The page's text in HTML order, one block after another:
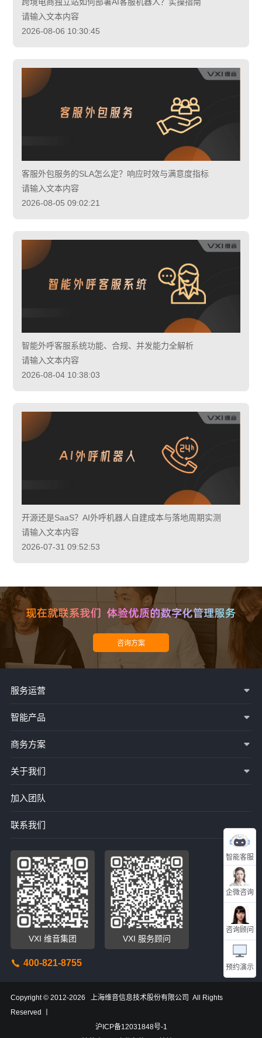
请输入文本内容
2026-08-06 10:30:45
客服外包服务的SLA怎么定？响应时效与满意度指标
请输入文本内容
2026-08-05 09:02:21
智能外呼客服系统功能、合规、并发能力全解析
请输入文本内容
2026-08-04 10:38:03
开源还是SaaS？AI外呼机器人自建成本与落地周期实测
请输入文本内容
2026-07-31 09:52:53
智能客服
企微咨询
咨询顾问
预约演示
服务运营
智能产品
商务方案
关于我们
加入团队
联系我们
VXI 维音集团 VXI 服务顾问
400-821-8755
Copyright © 2012-2026 上海维音信息技术股份有限公司 All Rights
Reserved 丨
沪ICP备12031848号-1